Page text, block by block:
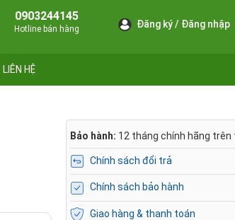
0903244145
Hotline bán hàng Đăng ký Đăng nhập
LIÊN HỆ
Bảo hành: 12 tháng chính hãng trên
Chính sách đổi trả
Chính sách bảo hành
Giao hàng & thanh toán